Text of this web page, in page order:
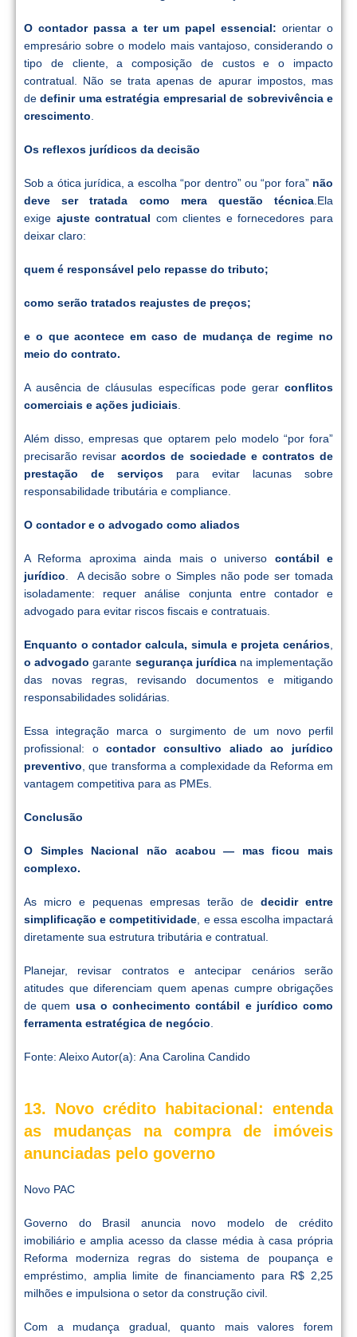
O contador passa a ter um papel essencial: orientar o
empresário sobre o modelo mais vantajoso, considerando o
tipo de cliente, a composição de custos e o impacto
contratual. Não se trata apenas de apurar impostos, mas
dedefinir uma estratégia empresarial de sobrevivência e
crescimento.
Os reflexos jurídicos da decisão
Sob a ótica jurídica, a escolha “por dentro” ou “por fora” não
deve ser tratada como mera questão técnica.Ela
exige ajuste contratual com clientes e fornecedores para
deixar claro:
quem é responsável pelo repasse do tributo;
como serão tratados reajustes de preços;
e o que acontece em caso de mudança de regime no
meio do contrato.
A ausência de cláusulas específicas pode gerar conflitos
comerciais e ações judiciais.
Além disso, empresas que optarem pelo modelo “por fora”
precisarão revisaracordos de sociedade e contratos de
prestação de serviços para evitar lacunas sobre
responsabilidade tributária e compliance.
O contador e o advogado como aliados
A Reforma aproxima ainda mais o universo contábil e
jurídico. A decisão sobre o Simples não pode ser tomada
isoladamente: requer análise conjunta entre contador e
advogado para evitar riscos fiscais e contratuais.
Enquanto o contador calcula, simula e projeta cenários,
o advogado garante segurança jurídicana implementação
das novas regras, revisando documentos e mitigando
responsabilidades solidárias.
Essa integração marca o surgimento de um novo perfil
profissional: ocontador consultivo aliado ao jurídico
preventivo, que transforma a complexidade da Reforma em
vantagem competitiva para as PMEs.
Conclusão
O Simples Nacional não acabou — mas ficou mais
complexo.
As micro e pequenas empresas terão de decidir entre
simplificação e competitividade, e essa escolha impactará
diretamente sua estrutura tributária e contratual.
Planejar, revisar contratos e antecipar cenários serão
atitudes que diferenciam quem apenas cumpre obrigações
de quem usa o conhecimento contábil e jurídico como
ferramenta estratégica de negócio.
Fonte: Aleixo Autor(a): Ana Carolina Candido
13. Novo crédito habitacional: entenda
as mudanças na compra de imóveis
anunciadas pelo governo
Novo PAC
Governo do Brasil anuncia novo modelo de crédito
imobiliário e amplia acesso da classe média à casa própria
Reforma moderniza regras do sistema de poupança e
empréstimo, amplia limite de financiamento para R$ 2,25
milhões e impulsiona o setor da construção civil.
Com a mudança gradual, quanto mais valores forem